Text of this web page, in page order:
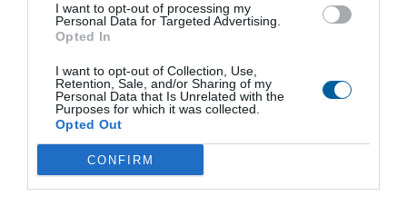
I want to opt-out of processing my
Personal Data for Targeted Advertising.
Opted In
I want to opt-out of Collection, Use,
Retention, Sale, and/or Sharing of my
Personal Data that Is Unrelated with the
Purposes for which it was collected.
Opted Out
CONFIRM
Dostęp do nowoczesnych
technologii
Uczniowie mają możliwość pracy na
najnowocześniejszych maszynach CNC, co
poszerza ich umiejętności techniczne.